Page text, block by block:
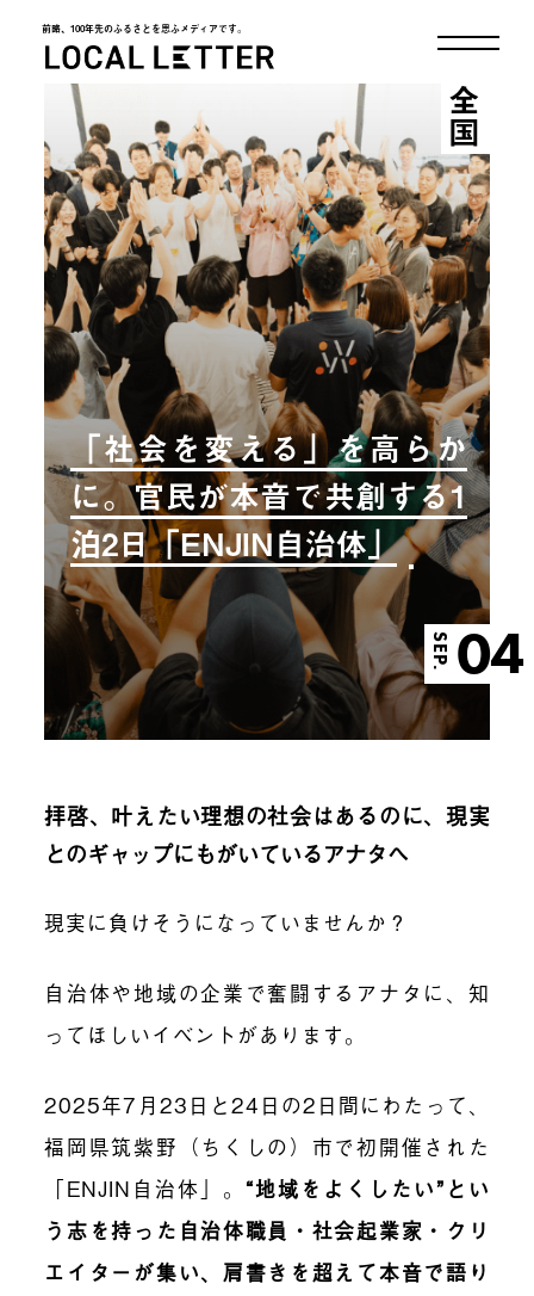
前略、100年先のふるさとを思ふメディアです。
LOCAL LETTER
「社会を変える」を高らか
に。官民が本音で共創する1
泊2日「ENJIN自治体」
SEP. 04
全国
拝啓、叶えたい理想の社会はあるのに、現実
とのギャップにもがいているアナタへ
現実に負けそうになっていませんか？
自治体や地域の企業で奮闘するアナタに、知
ってほしいイベントがあります。
2025年7月23日と24日の2日間にわたって、
福岡県筑紫野（ちくしの）市で初開催された
「ENJIN自治体」。 “地域をよくしたい”とい
う志を持った自治体職員・社会起業家・クリ
エイターが集い、肩書きを超えて本音で語り